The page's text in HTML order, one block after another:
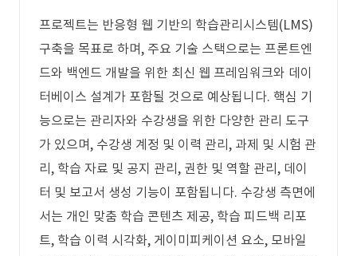
프로젝트는 반응형 웹 기반의 학습관리시스템(LMS)
구축을 목표로 하며, 주요 기술 스택으로는 프론트엔
드와 백엔드 개발을 위한 최신 웹 프레임워크와 데이
터베이스 설계가 포함될 것으로 예상됩니다. 핵심 기
능으로는 관리자와 수강생을 위한 다양한 관리 도구
가 있으며, 수강생 계정 및 이력 관리, 과제 및 시험 관
리, 학습 자료 및 공지 관리, 권한 및 역할 관리, 데이
터 및 보고서 생성 기능이 포함됩니다. 수강생 측면에
서는 개인 맞춤 학습 콘텐츠 제공, 학습 피드백 리포
트, 학습 이력 시각화, 게이미피케이션 요소, 모바일